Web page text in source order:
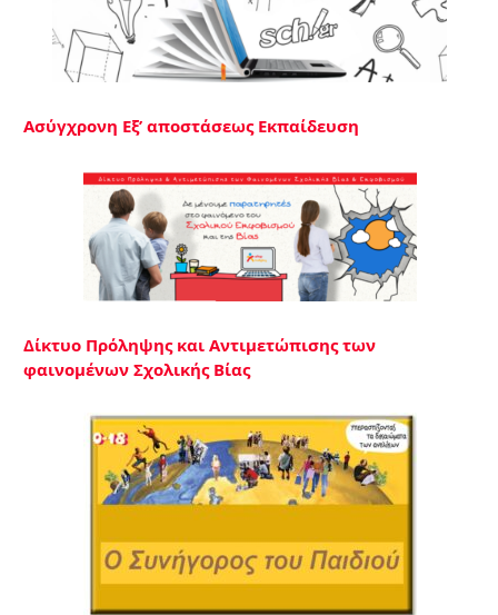
Ασύγχρονη Εξ’ αποστάσεως Εκπαίδευση
Δίκτυο Πρόληψης και Αντιμετώπισης των
φαινομένων Σχολικής Βίας